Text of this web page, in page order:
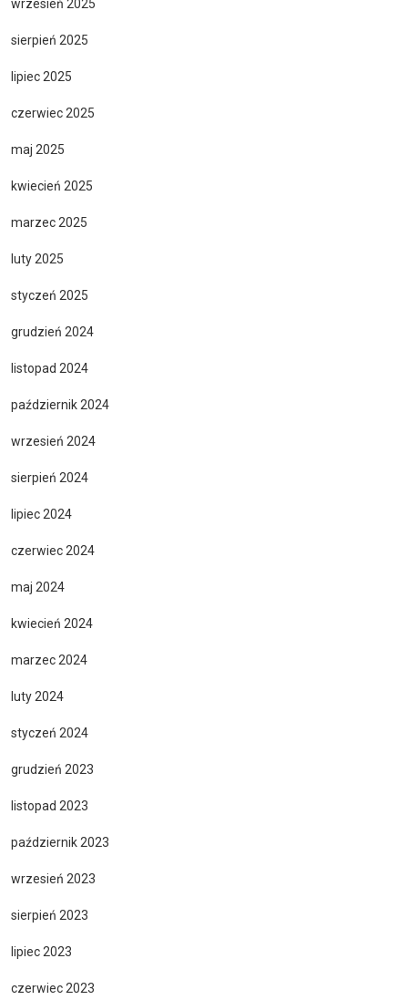
wrzesień 2025
sierpień 2025
lipiec 2025
czerwiec 2025
maj 2025
kwiecień 2025
marzec 2025
luty 2025
styczeń 2025
grudzień 2024
listopad 2024
październik 2024
wrzesień 2024
sierpień 2024
lipiec 2024
czerwiec 2024
maj 2024
kwiecień 2024
marzec 2024
luty 2024
styczeń 2024
grudzień 2023
listopad 2023
październik 2023
wrzesień 2023
sierpień 2023
lipiec 2023
czerwiec 2023